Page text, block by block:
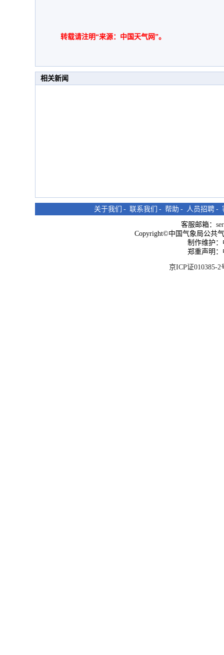
转载请注明“来源：中国天气网”。
相关新闻
关于我们 - 联系我们 - 帮助 - 人员招聘 -
客服邮箱：
Copyright©中国气象局公共
制作维护
郑重声明
京ICP证010385-2